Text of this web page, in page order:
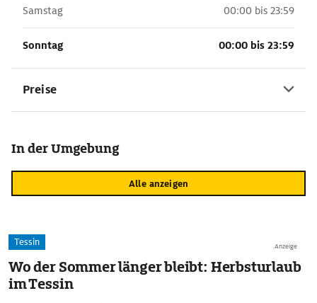
Samstag 00:00 bis 23:59
Sonntag 00:00 bis 23:59
Preise
In der Umgebung
Alle anzeigen
Anzeige
Tessin
Wo der Sommer länger bleibt: Herbsturlaub
im Tessin